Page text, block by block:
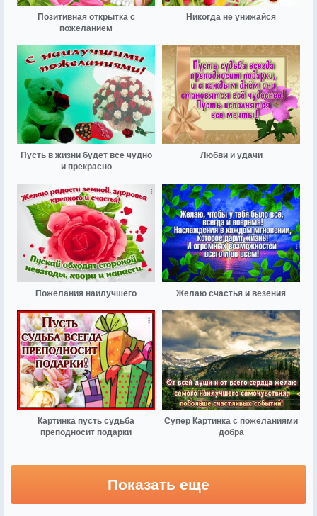
Позитивная открытка с
пожеланием
Никогда не унижайся
Пусть в жизни будет всё чудно
и прекрасно
Любви и удачи
Пожелания наилучшего Желаю счастья и везения
Картинка пусть судьба
преподносит подарки
Супер Картинка с пожеланиями
добра
Показать еще